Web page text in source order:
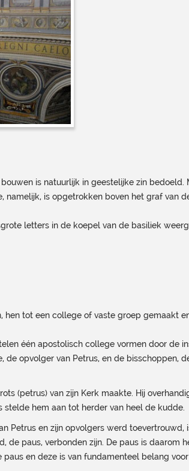
is natuurlijk in geestelijke zin
namelijk, is opgetrokken boven het graf
letters in de koepel van de basiliek
tot een college of vaste groep gemaakt
één apostolisch college vormen door de
de opvolger van Petrus, en de bisschoppen,
(petrus) van zijn Kerk maakte. Hij
hem aan tot herder van heel de kudde.
Petrus en zijn opvolgers werd toevertrouwd,
de paus, verbonden zijn. De paus is daarom
en deze is van fundamenteel belang